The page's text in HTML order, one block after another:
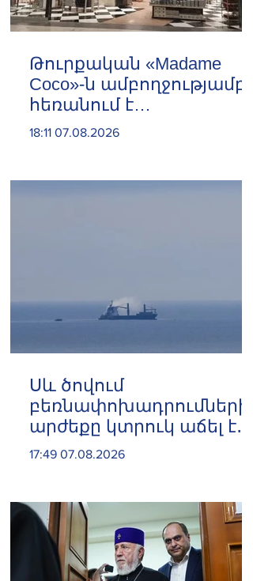
Թուրքական «Madame
Coco»-ն ամբողջությամբ
հեռանում է
Ռուսաստանից․ կփակվի
18:11 07.08.2026
Սև ծովում
բեռնափոխադրումների
արժեքը կտրուկ աճել է․
ինչ ազդեցություն
17:49 07.08.2026